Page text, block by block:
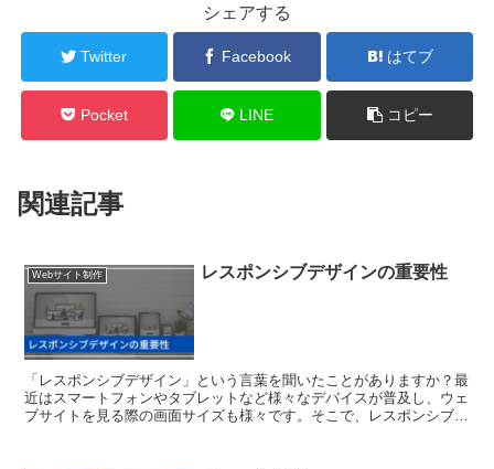
シェアする
Twitter Facebook はてブ
Pocket LINE コピー
関連記事
Webサイト制作 レスポンシブデザインの重要性
「レスポンシブデザイン」という言葉を聞いたことがありますか？最
近はスマートフォンやタブレットなど様々なデバイスが普及し、ウェ
ブサイトを見る際の画面サイズも様々です。そこで、レスポンシブデ